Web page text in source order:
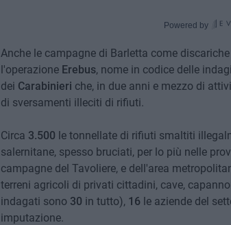
Powered by
Anche le campagne di Barletta come
l'operazione Erebus, nome in codice delle
dei Carabinieri che, in due anni e mezzo di
di sversamenti illeciti di rifiuti.
Circa 3.500 le tonnellate di rifiuti smaltiti
salernitane, spesso bruciati, per lo più nelle
campagne del Tavoliere, e dell'area
terreni agricoli di privati cittadini, cave,
indagati sono 30 in tutto), 16 le aziende del
imputazione.